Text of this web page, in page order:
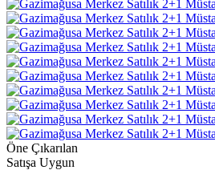
Öne Çıkarılan
Satışa Uygun